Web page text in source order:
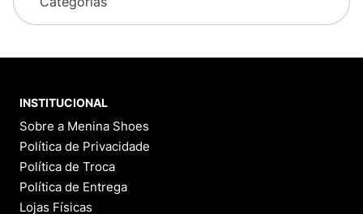
INSTITUCIONAL
Sobre a Menina Shoes
Política de Privacidade
Política de Troca
Política de Entrega
Lojas Físicas